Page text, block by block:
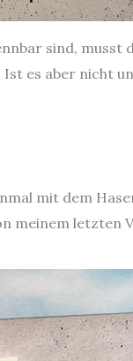
sind, musst
es aber nicht
mit dem
meinem letzten